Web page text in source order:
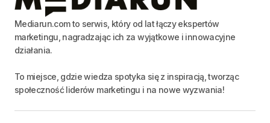
Mediarun.com to serwis, który od lat łączy ekspertów
marketingu, nagradzając ich za wyjątkowe i innowacyjne
działania.
To miejsce, gdzie wiedza spotyka się z inspiracją, tworząc
społeczność liderów marketingu i na nowe wyzwania!